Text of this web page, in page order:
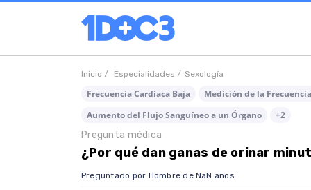
Inicio / Especialidades / Sexología
Frecuencia Cardíaca Baja Medición de la
Aumento del Flujo Sanguíneo a un Órgano
+2
Pregunta médica
¿Por qué dan ganas de orinar
Preguntado por Hombre de NaN años